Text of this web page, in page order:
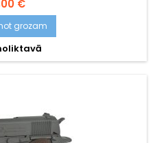
€
grozam